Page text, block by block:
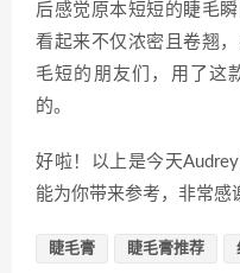
后感觉原本短短的睫毛
看起来不仅浓密且卷翘
毛短的朋友们，用了这
的。
好啦！以上是今天
能为你带来参考，非常感
睫毛膏 睫毛膏推荐